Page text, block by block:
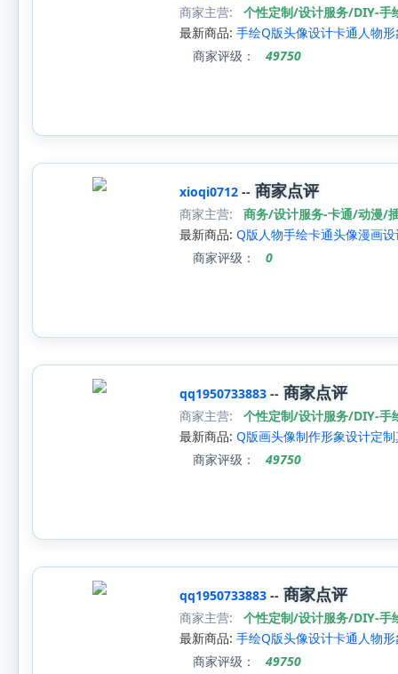
商家主营:
个性定制/设计服务/DIY-手
最新商品: 手绘Q版头像设计卡通人物
商家评级：
49750
xioqi0712 -- 商家点评
商家主营:
商务/设计服务-卡通/动漫/
最新商品: Q版人物手绘卡通头像漫画
商家评级：
0
qq1950733883 -- 商家点评
商家主营:
个性定制/设计服务/DIY-手
最新商品: Q版画头像制作形象设计定
商家评级：
49750
qq1950733883 -- 商家点评
商家主营:
个性定制/设计服务/DIY-手
最新商品: 手绘Q版头像设计卡通人物
商家评级：
49750